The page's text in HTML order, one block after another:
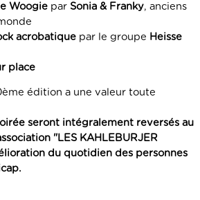
Woogiepar Sonia & Franky, anciens
acrobatiquepar le groupe Heisse
place
édition a une valeur toute
seront intégralement reversés au
"LES KAHLEBURJER
du quotidien des personnes